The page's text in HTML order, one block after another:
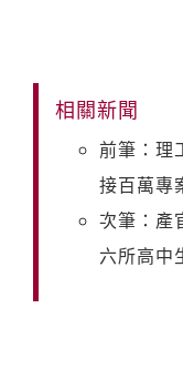
相關新聞
前筆：理
接百萬專
次筆：產
六所高中